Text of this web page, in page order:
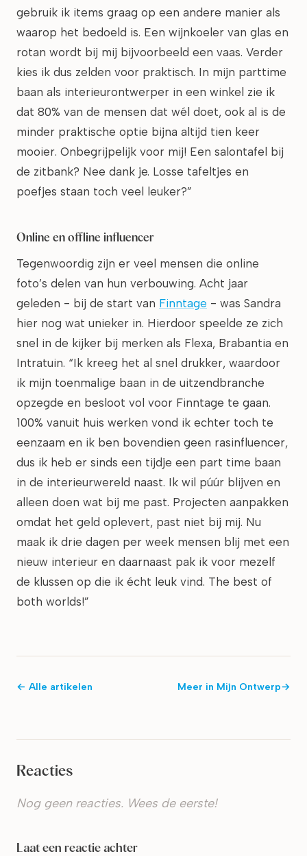
gebruik ik items graag op een andere manier als
waarop het bedoeld is. Een wijnkoeler van glas en
rotan wordt bij mij bijvoorbeeld een vaas. Verder
kies ik dus zelden voor praktisch. In mijn parttime
baan als interieurontwerper in een winkel zie ik
dat 80% van de mensen dat wél doet, ook al is de
minder praktische optie bijna altijd tien keer
mooier. Onbegrijpelijk voor mij! Een salontafel bij
de zitbank? Nee dank je. Losse tafeltjes en
poefjes staan toch veel leuker?”
Online en offline influencer
Tegenwoordig zijn er veel mensen die online
foto’s delen van hun verbouwing. Acht jaar
geleden - bij de start van Finntage - was Sandra
hier nog wat unieker in. Hierdoor speelde ze zich
snel in de kijker bij merken als Flexa, Brabantia en
Intratuin. “Ik kreeg het al snel drukker, waardoor
ik mijn toenmalige baan in de uitzendbranche
opzegde en besloot vol voor Finntage te gaan.
100% vanuit huis werken vond ik echter toch te
eenzaam en ik ben bovendien geen rasinfluencer,
dus ik heb er sinds een tijdje een part time baan
in de interieurwereld naast. Ik wil púúr blijven en
alleen doen wat bij me past. Projecten aanpakken
omdat het geld oplevert, past niet bij mij. Nu
maak ik drie dagen per week mensen blij met een
nieuw interieur en daarnaast pak ik voor mezelf
de klussen op die ik écht leuk vind. The best of
both worlds!”
← Alle artikelen Meer in Mijn Ontwerp→
Reacties
Nog geen reacties. Wees de eerste!
Laat een reactie achter